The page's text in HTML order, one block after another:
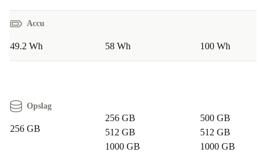
Accu
49.2 Wh 58 Wh 100 Wh
Opslag
256 GB
256 GB
512 GB
1000 GB
500 GB
512 GB
1000 GB